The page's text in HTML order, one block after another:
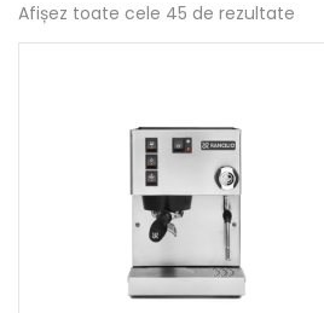
Lost password?
Afișez toate cele 45 de rezultate